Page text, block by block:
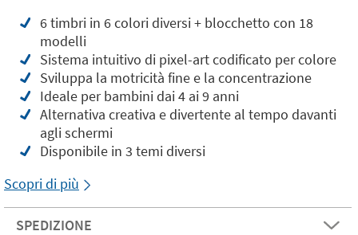
6 timbri in 6 colori diversi + blocchetto con 18
modelli
Sistema intuitivo di pixel-art codificato per colore
Sviluppa la motricità fine e la concentrazione
Ideale per bambini dai 4 ai 9 anni
Alternativa creativa e divertente al tempo davanti
agli schermi
Disponibile in 3 temi diversi
Scopri di più
SPEDIZIONE